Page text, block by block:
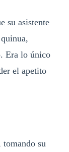
su asistente
Era lo único
el apetito
su